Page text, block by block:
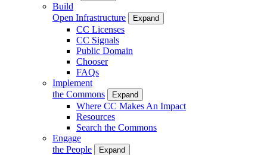
Build
Open Infrastructure
Expand
CC Licenses
CC Signals
Public Domain
Chooser
FAQs
Implement
the Commons
Expand
Where CC Makes An Impact
Resources
Search the Commons
Engage
the People
Expand